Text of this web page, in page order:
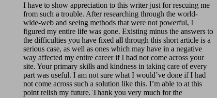
I have to show appreciation to this writer just for rescuing me
from such a trouble. After researching through the world-
wide-web and seeing methods that were not powerful, I
figured my entire life was gone. Existing minus the answers to
the difficulties you have fixed all through this short article is a
serious case, as well as ones which may have in a negative
way affected my entire career if I had not come across your
site. Your primary skills and kindness in taking care of every
part was useful. I am not sure what I would’ve done if I had
not come across such a solution like this. I’m able to at this
point relish my future. Thank you very much for the